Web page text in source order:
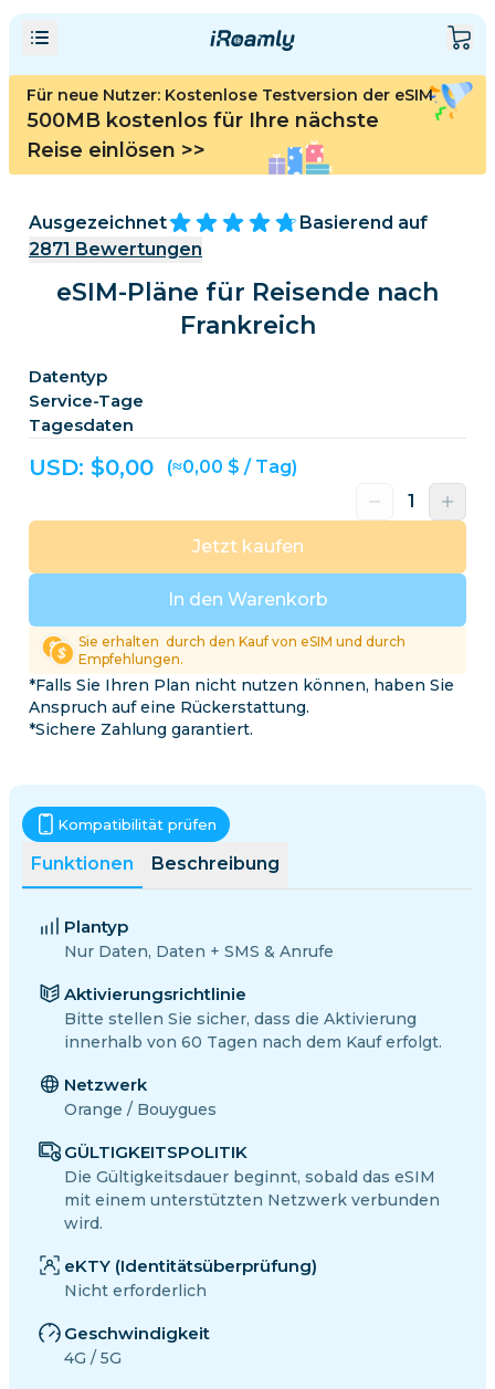
Für neue Nutzer: Kostenlose Testversion der eSIM
500MB kostenlos für Ihre nächste
Reise einlösen >>
Ausgezeichnet
Basierend auf
2871 Bewertungen
eSIM-Pläne für Reisende nach
Frankreich
Datentyp
Service-Tage
Tagesdaten
USD: $0,00 (≈0,00 $ / Tag)
In den Warenkorb
Jetzt kaufen
Sie erhalten durch den Kauf von eSIM und durch
Empfehlungen.
*Falls Sie Ihren Plan nicht nutzen können, haben Sie
Anspruch auf eine Rückerstattung.
*Sichere Zahlung garantiert.
Funktionen Beschreibung
Kompatibilität prüfen
Plantyp
Nur Daten, Daten + SMS & Anrufe
Aktivierungsrichtlinie
Bitte stellen Sie sicher, dass die Aktivierung
innerhalb von 60 Tagen nach dem Kauf erfolgt.
Netzwerk
Orange / Bouygues
GÜLTIGKEITSPOLITIK
Die Gültigkeitsdauer beginnt, sobald das eSIM
mit einem unterstützten Netzwerk verbunden
wird.
eKTY (Identitätsüberprüfung)
Nicht erforderlich
Geschwindigkeit
4G / 5G